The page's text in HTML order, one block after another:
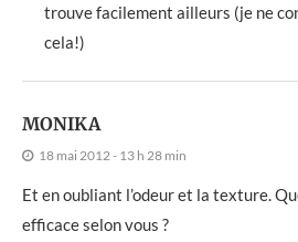
trouve facilement ailleurs (je ne
cela!)
MONIKA
18 mai 2012 - 13 h 28 min
Et en oubliant l’odeur et la texture.
efficace selon vous ?